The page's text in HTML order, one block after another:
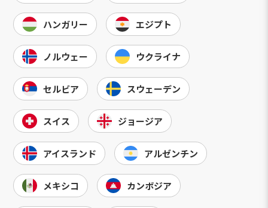
ハンガリー エジプト
ノルウェー ウクライナ
セルビア スウェーデン
スイス ジョージア
アイスランド アルゼンチン
メキシコ カンボジア